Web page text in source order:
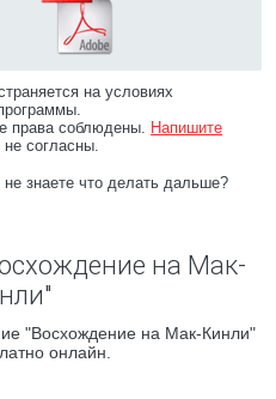
на условиях
права соблюдены. Напишите
согласны.
знаете что делать дальше?
на Мак-
"Восхождение на Мак-Кинли"
онлайн.